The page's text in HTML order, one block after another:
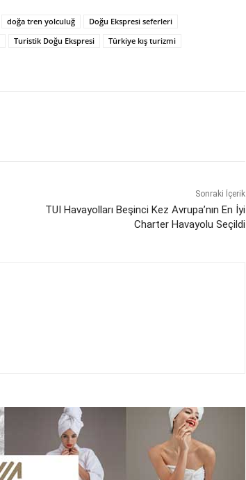
doğa tren yolculuğ
Doğu Ekspresi seferleri
Turistik Doğu Ekspresi
Türkiye kış turizmi
Sonraki İçerik
TUI Havayolları Beşinci Kez Avrupa’nın En İyi
Charter Havayolu Seçildi